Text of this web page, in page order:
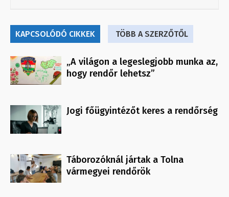
KAPCSOLÓDÓ CIKKEK TÖBB A SZERZŐTŐL
„A világon a legeslegjobb munka az,
hogy rendőr lehetsz”
Jogi főügyintézőt keres a rendőrség
Táborozóknál jártak a Tolna
vármegyei rendőrök